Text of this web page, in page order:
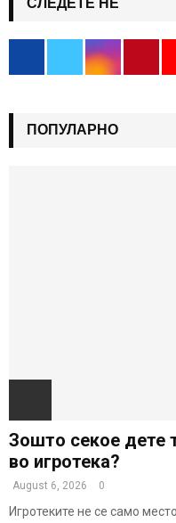
СЛЕДЕТЕ НЕ
ПОПУЛАРНО
Зошто секое дете
во игротека?
August 6, 2026 0
Игротеките не се само